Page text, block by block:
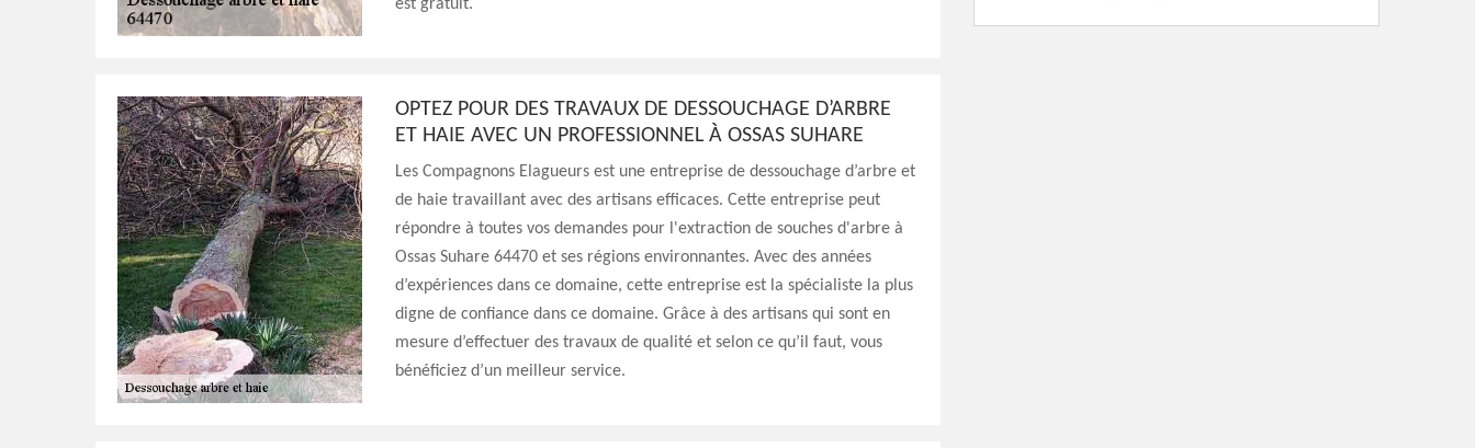
est gratuit.
OPTEZ POUR DES TRAVAUX DE DESSOUCHAGE D’ARBRE
ET HAIE AVEC UN PROFESSIONNEL À OSSAS SUHARE
Les Compagnons Elagueurs est une entreprise de dessouchage d’arbre et
de haie travaillant avec des artisans efficaces. Cette entreprise peut
répondre à toutes vos demandes pour l'extraction de souches d'arbre à
Ossas Suhare 64470 et ses régions environnantes. Avec des années
d’expériences dans ce domaine, cette entreprise est la spécialiste la plus
digne de confiance dans ce domaine. Grâce à des artisans qui sont en
mesure d’effectuer des travaux de qualité et selon ce qu’il faut, vous
bénéficiez d’un meilleur service.